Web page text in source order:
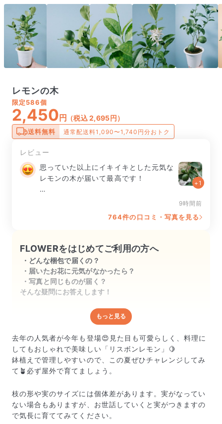
レモンの木
限定586個
2,450 円 （税込 2,695円）
送料無料 通常配送料1,090〜1,740円分おトク
レビュー
思っていた以上にイキイキとした元気な
レモンの木が届いて最高です！
+1
9時間前
764件の口コミ・写真を見る
FLOWERをはじめてご利用の方へ
どんな梱包で届くの？
届いたお花に元気がなかったら？
写真と同じものが届く？
そんな疑問にお答えします！
どんな梱包で届くの？
出荷前に水揚げ（花が水を吸いやすくなる処理）を施
し、専用ボックスに丁寧に梱包してお届けしています。
きゅっとまとめられて一見窮屈そうに見えますが、輸送
中の衝撃による折れや擦れを軽減する効果があります。
もっと見る
去年の人気者が今年も登場😍見た目も可愛らしく、料理に
してもおしゃれで美味しい「リスボンレモン」🍋
鉢植えで管理しやすいので、この夏ぜひチャレンジしてみ
て🪴必ず屋外で育てましょう。
枝の形や実のサイズには個体差があります。実がなってい
ない場合もありますが、お世話していくと実がつきますの
で気長に育ててみてください。